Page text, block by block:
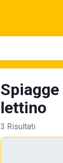
lettino
3 Risultati